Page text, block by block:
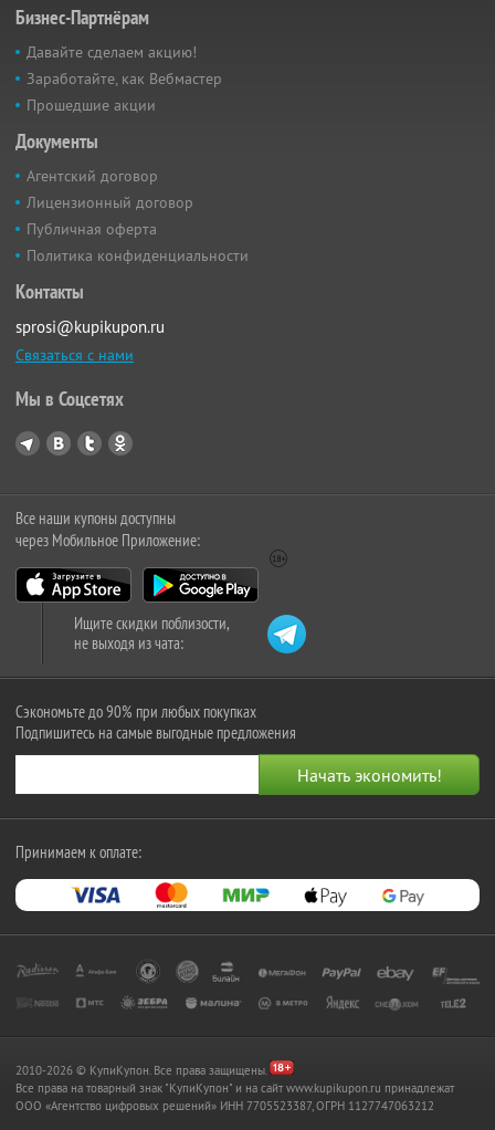
Бизнес-Партнёрам
Давайте сделаем акцию!
Заработайте, как Вебмастер
Прошедшие акции
Документы
Агентский договор
Лицензионный договор
Публичная оферта
Политика конфиденциальности
Контакты
sprosi@kupikupon.ru
Связаться с нами
Мы в Соцсетях
Все наши купоны доступны
через Мобильное Приложение:
Ищите скидки поблизости,
не выходя из чата:
Сэкономьте до 90% при любых покупках
Подпишитесь на самые выгодные предложения
Принимаем к оплате:
2010-2026 © КупиКупон. Все права защищены.
Все права на товарный знак "КупиКупон" и на сайт www.kupikupon.ru принадлежат
OOO «Агентство цифровых решений» ИНН 7705523387, ОГРН 1127747063212